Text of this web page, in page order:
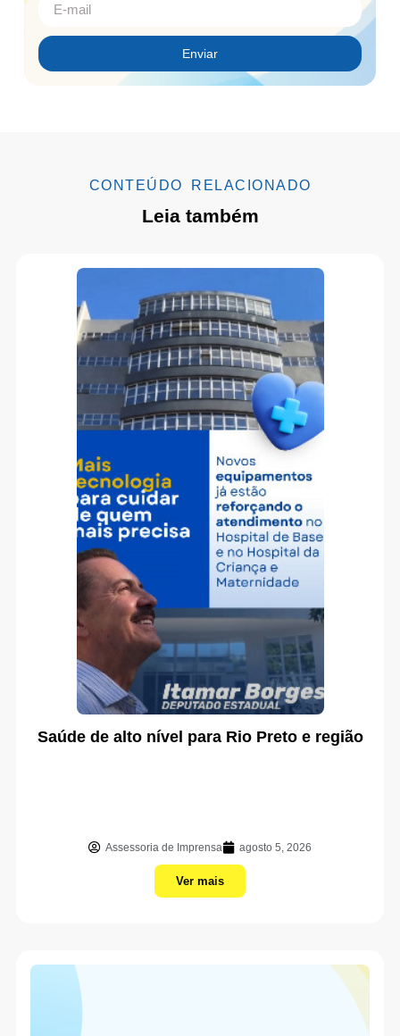
Enviar
CONTEÚDO RELACIONADO
Leia também
Saúde de alto nível para Rio Preto e região
Assessoria de Imprensa agosto 5, 2026
Ver mais